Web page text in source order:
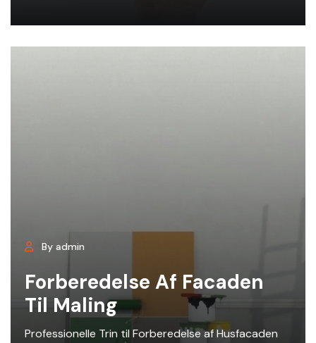
By admin
Forberedelse Af Facaden
Til Maling
Professionelle Trin til Forberedelse af Husfacaden